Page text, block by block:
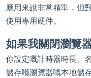
應用來說非常精準，但
使用專用硬件。
如果我關閉瀏覽
你設定嘅計時器時長、
儲存喺瀏覽器嘅本地儲